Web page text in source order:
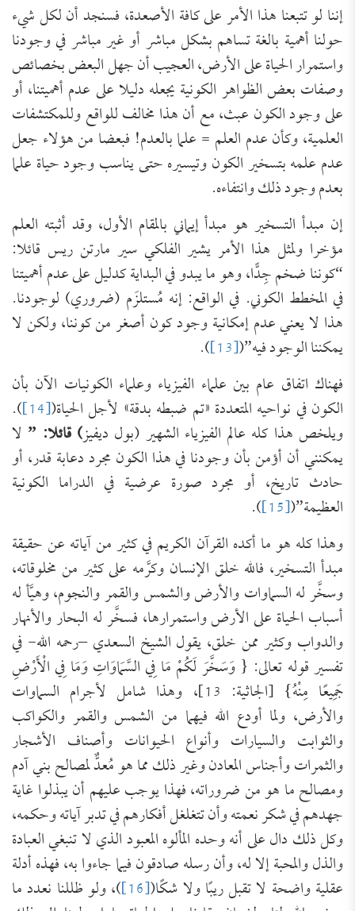
إننا لو تتبعنا هذا الأمر على كافة الأصعدة، فسنجد أن لكل شيء
حولنا أهمية بالغة تساهم بشكل مباشر أو غير مباشر في وجودنا
واستمرار الحياة على الأرض، العجيب أن جهل البعض بخصائص
وصفات بعض الظواهر الكونية يجعله دليلا على عدم أهميتنا، أو
على وجود الكون عبث، مع أن هذا مخالف للواقع وللمكتشفات
العلمية، وكأن عدم العلم = علما بالعدم! فبعضا من هؤلاء جعل
عدم علمه بتسخير الكون وتيسيره حتى يناسب وجود حياة علما
بعدم وجود ذلك وانتفاءه.
إن مبدأ التسخير هو مبدأ إيماني بالمقام الأول، وقد أثبته العلم
مؤخرا ولمثل هذا الأمر يشير الفلكي سير مارتن ريس قائلا:
“كوننا ضخم جِدًّا، وهو ما يبدو في البداية كدليل على عدم أهميتنا
في المخطط الكوني. في الواقع: إنه مُستلزَم (ضروري) لوجودنا.
هذا لا يعني عدم إمكانية وجود كون أصغر من كوننا، ولكن لا
يمكننا الوجود فيه”([13]
).
فهناك اتفاق عام بين علماء الفيزياء وعلماء الكونيات الآن بأن
الكون في نواحيه المتعددة «تم ضبطه بدقة» لأجل الحياة([14]
).
ويلخص هذا كله عالم الفيزياء الشهير (بول ديفيز) قائلا: ”لا
يمكنني أن أؤمن بأن وجودنا في هذا الكون مجرد دعابة قدر، أو
حادث تاريخ، أو مجرد صورة عرضية في الدراما الكونية
العظيمة”([15]
).
وهذا كله هو ما أكده القرآن الكريم في كثير من آياته عن حقيقة
مبدأ التسخير، فالله خلق الإنسان وكرَّمه على كثير من مخلوقاته،
وسخَّر له السماوات والأرض والشمس والقمر والنجوم، وهيَّأ له
أسباب الحياة على الأرض واستمرارها، فسخَّر له البحار والأنهار
والدواب وكثير ممن خلق، يقول الشيخ السعدي –رحمه الله- في
تفسير قوله تعالى: { وَسَخَّرَ لَكُمْ مَا فِي السَّمَاوَاتِ وَمَا فِي الْأَرْضِ
جَمِيعًا مِنْهُ} [الجاثية: 13]، وهذا شامل لأجرام السماوات
والأرض، ولما أودع الله فيهما من الشمس والقمر والكواكب
والثوابت والسيارات وأنواع الحيوانات وأصناف الأشجار
والثمرات وأجناس المعادن وغير ذلك مما هو مُعدٌّ لمصالح بني آدم
ومصالح ما هو من ضروراته، فهذا يوجب عليهم أن يبذلوا غاية
جهدهم في شكر نعمته وأن تتغلغل أفكارهم في تدبر آياته وحكمه،
وكل ذلك دال على أنه وحده المألوه المعبود الذي لا تنبغي العبادة
والذل والمحبة إلا له، وأن رسله صادقون فيما جاءوا به، فهذه أدلة
عقلية واضحة لا تقبل ريبًا ولا شكًا([16] )، ولو ظللنا نعدد ما